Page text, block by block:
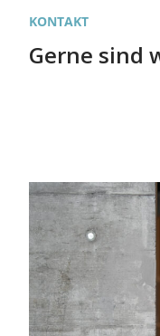
KONTAKT
Gerne sind